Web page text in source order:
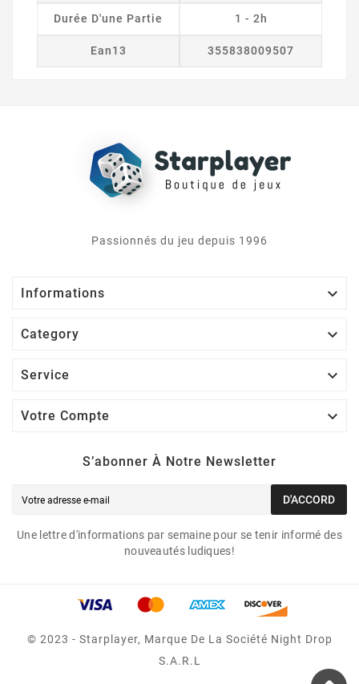
Durée D'une Partie 1 - 2h
Ean13 355838009507
Passionnés du jeu depuis 1996
Informations 
Category 
Service 
Votre Compte 
S’abonner À Notre Newsletter
D'ACCORD
Une lettre d'informations par semaine pour se tenir informé des
nouveautés ludiques!
© 2023 - Starplayer, Marque De La Société Night Drop
S.A.R.L